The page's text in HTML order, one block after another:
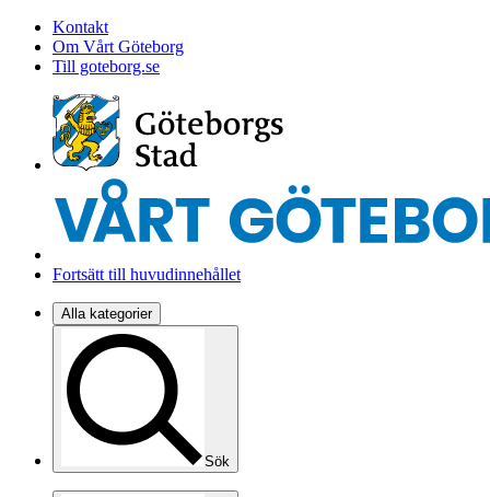
Kontakt
Om Vårt Göteborg
Till goteborg.se
Fortsätt till huvudinnehållet
Alla kategorier
Sök